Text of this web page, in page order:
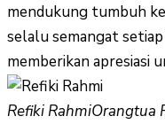
mendukung tumbuh
selalu semangat
memberikan apresiasi
Refiki RahmiOrangtua